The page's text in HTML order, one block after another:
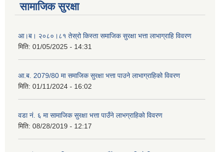
सामाजिक सुरक्षा
आ।ब। २०८०।८१ तेस्रो किस्ता समाजिक सुरक्षा भत्ता लाभाग्राहि विवरण
मिति: 01/05/2025 - 14:31
आ.ब. 2079/80 मा समाजिक सुरक्षा भत्ता पाउने लाभाग्राहिको विवरण
मिति: 01/11/2024 - 16:02
वडा नं. ६ मा सामाजिक सुरक्षा भत्ता पाउँने लाभग्राहिको विवरण
मिति: 08/28/2019 - 12:17